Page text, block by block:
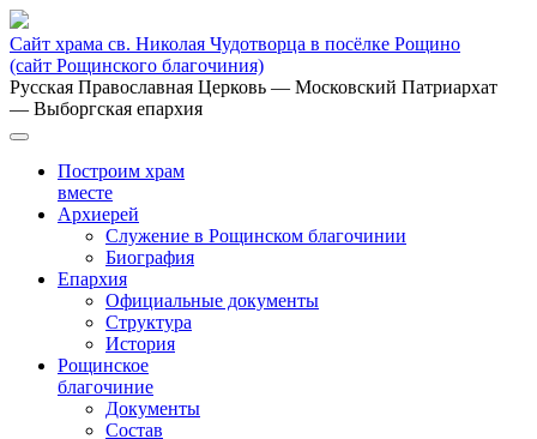
Сайт храма св. Николая Чудотворца в посёлке Рощино
(сайт Рощинского благочиния)
Русская Православная Церковь — Московский Патриархат
— Выборгская епархия
Построим храм
вместе
Архиерей
Служение в Рощинском благочинии
Биография
Епархия
Официальные документы
Структура
История
Рощинское
благочиние
Документы
Состав